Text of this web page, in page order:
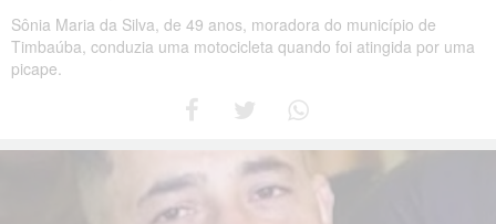
Sônia Maria da Silva, de 49 anos, moradora do município de
Timbaúba, conduzia uma motocicleta quando foi atingida por uma
picape.